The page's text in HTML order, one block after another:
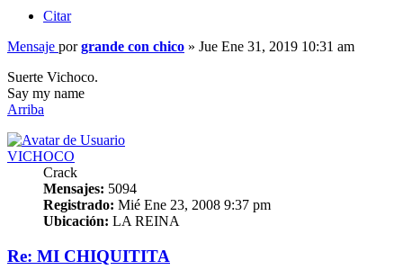
Citar
Mensaje porgrande con chico » Jue Ene 31, 2019 10:31 am
Suerte Vichoco.
Say my name
Arriba
VICHOCO
Crack
Mensajes: 5094
Registrado: Mié Ene 23, 2008 9:37 pm
Ubicación: LA REINA
Re: MI CHIQUITITA